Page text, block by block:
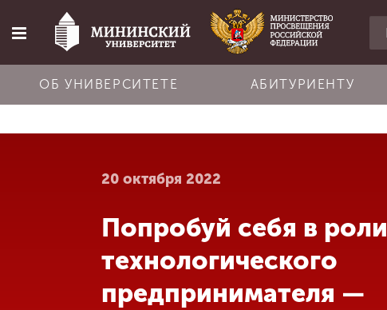
Главная
Об университете
Абитуриенту
Обучение
ОБ УНИВЕРСИТЕТЕ АБИТУРИЕНТУ
20 октября 2022
Попробуй себя в роли
технологического
предпринимателя —